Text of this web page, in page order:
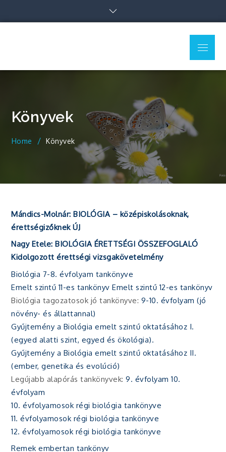
Menu
Könyvek
Home Könyvek
Mándics-Molnár: BIOLÓGIA – középiskolásoknak,
érettségizőknek ÚJ
Nagy Etele: BIOLÓGIA ÉRETTSÉGI ÖSSZEFOGLALÓ
Kidolgozott érettségi vizsgakövetelmény
Biológia 7-8. évfolyam tankönyve
Emelt szintű 11-es tankönyv Emelt szintű 12-es tankönyv
Biológia tagozatosok jó tankönyve: 9-10. évfolyam (jó
növény- és állattannal)
Gyűjtemény a Biológia emelt szintű oktatásához I.
(egyed alatti szint, egyed és ökológia).
Gyűjtemény a Biológia emelt szintű oktatásához II.
(ember, genetika és evolúció)
Legújabb alapórás tankönyvek:9. évfolyam 10.
évfolyam
10. évfolyamosok régi biológia tankönyve
11. évfolyamosok régi biológia tankönyve
12. évfolyamosok régi biológia tankönyve
Remek embertan tankönyv